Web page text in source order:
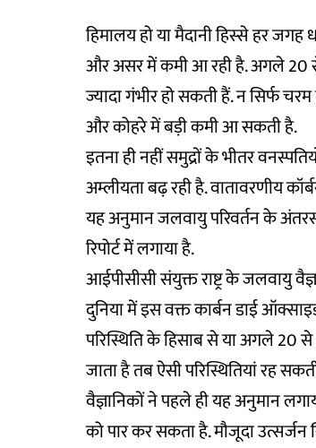
हिमालय हो या मैदानी हिस्से हर जगह
और असर में कमी आ रही है. अगले 20
ज्यादा गंभीर हो सकती हैं. न सिर्फ
और कोहरे में बड़ी कमी आ सकती है.
इतना ही नहीं समुद्रों के भीतर
अम्लीयता बढ़ रही है. वातावरणीय
यह अनुमान जलवायु परिवर्तन के
रिपोर्ट में लगाया है.
आईपीसीसी संयुक्त राष्ट्र के जलवायु
दुनिया में इस वक्त कार्बन डाई
परिस्थिति के हिसाब से या अगले 20 से
जाता है तब ऐसी परिस्थितियां रह
वैज्ञानिकों ने पहले ही यह अनुमान
को पार कर सकता है. मौजूदा